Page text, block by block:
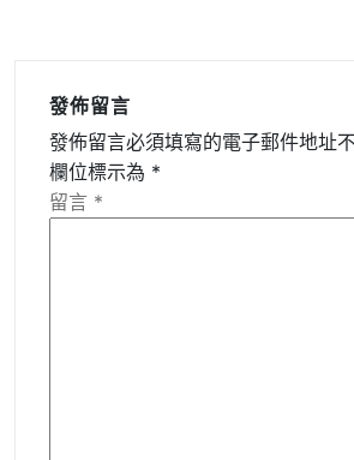
發佈留言
發佈留言必須填寫的電子郵件地址
欄位標示為 *
留言 *